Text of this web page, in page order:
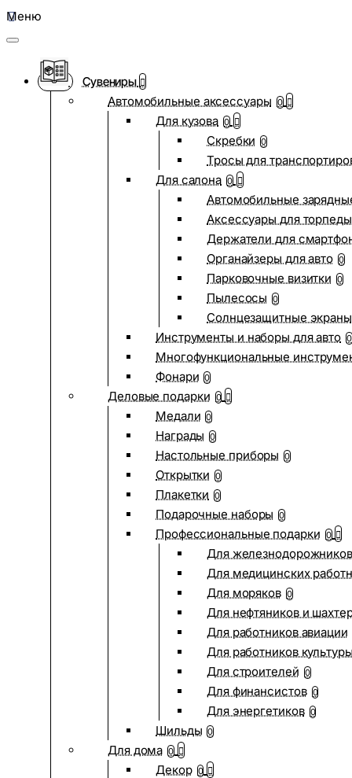
Меню
Сувениры
Автомобильные аксессуары 0
Для кузова 0
Скребки 0
Тросы для
Для салона 0
Автомобильные
Аксессуары для
Держатели для
Органайзеры для авто 0
Парковочные визитки 0
Пылесосы 0
Солнцезащитные экраны
Инструменты и наборы для авто 0
Многофункциональные
Фонари 0
Деловые подарки 0
Медали 0
Награды 0
Настольные приборы 0
Открытки 0
Плакетки 0
Подарочные наборы 0
Профессиональные подарки 0
Для железнодорожников
Для медицинских
Для моряков 0
Для нефтяников и
Для работников авиации
Для работников
Для строителей 0
Для финансистов 0
Для энергетиков 0
Шильды 0
Для дома 0
Декор 0